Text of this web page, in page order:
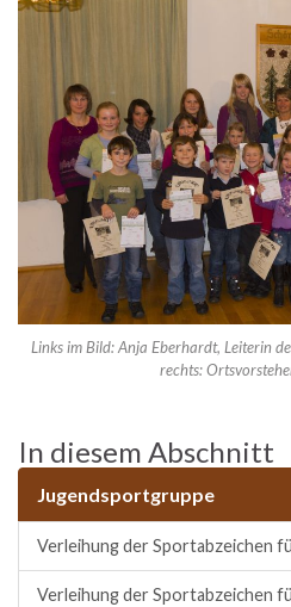
Links im Bild: Anja Eberhardt, Leiterin
rechts:
In diesem Abschnitt
Jugendsportgruppe
Verleihung der Sportabzeichen
Verleihung der Sportabzeichen